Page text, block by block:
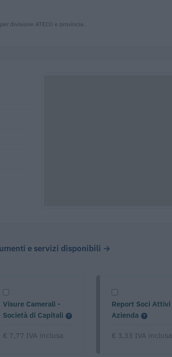
divisione ATECO e provincia.
e servizi disponibili →
Visure Camerali -
Società di Capitali
€ 7,77 IVA inclusa
Report Soci Attivi
Azienda
€ 3,33 IVA inclusa